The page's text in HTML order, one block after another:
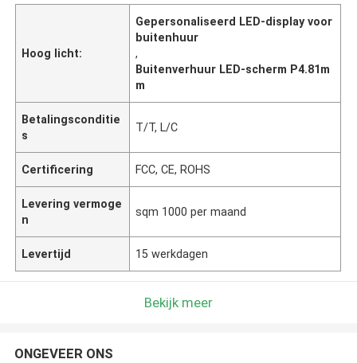
Hoog licht:
Gepersonaliseerd LED-display voor
buitenhuur
,
Buitenverhuur LED-scherm P4.81m
m
Betalingsconditie
s
T/T, L/C
Certificering FCC, CE, ROHS
Levering vermoge
n
sqm 1000 per maand
Levertijd 15 werkdagen
Bekijk meer
ONGEVEER ONS